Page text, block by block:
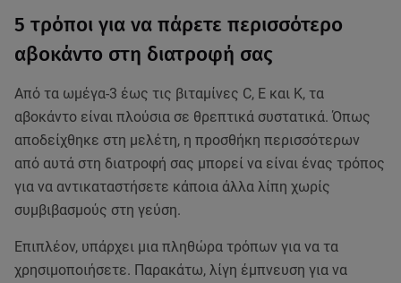
5 τρόποι για να πάρετε περισσότερο
αβοκάντο στη διατροφή σας
Από τα ωμέγα-3 έως τις βιταμίνες C, E και K, τα
αβοκάντο είναι πλούσια σε θρεπτικά συστατικά. Όπως
αποδείχθηκε στη μελέτη, η προσθήκη περισσότερων
από αυτά στη διατροφή σας μπορεί να είναι ένας τρόπος
για να αντικαταστήσετε κάποια άλλα λίπη χωρίς
συμβιβασμούς στη γεύση.
Επιπλέον, υπάρχει μια πληθώρα τρόπων για να τα
χρησιμοποιήσετε. Παρακάτω, λίγη έμπνευση για να